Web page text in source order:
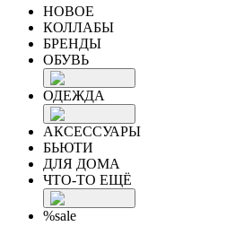
НОВОЕ
КОЛЛАБЫ
БРЕНДЫ
ОБУВЬ
ОДЕЖДА
АКСЕССУАРЫ
БЬЮТИ
ДЛЯ ДОМА
ЧТО-ТО ЕЩЁ
%sale